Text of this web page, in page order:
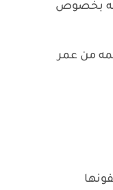
بخصوص
من عمر